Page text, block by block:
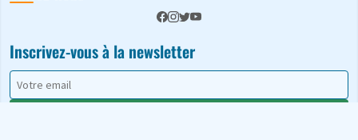
Inscrivez-vous à la newsletter